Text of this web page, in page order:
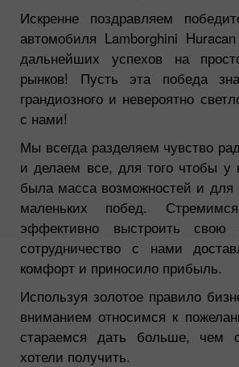
Искренне поздравляем
автомобиля Lamborghini
дальнейших успехов на
рынков! Пусть эта победа
грандиозного и невероятно
с нами!
Мы всегда разделяем чувство
и делаем все, для того чтобы у
была масса возможностей и
маленьких побед.
эффективно выстроить свою
сотрудничество с нами
комфорт и приносило прибыль.
Используя золотое правило
вниманием относимся к
стараемся дать больше, чем
хотели получить.